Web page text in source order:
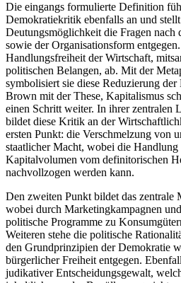
Die eingangs formulierte Definition
Demokratiekritik ebenfalls an und
Deutungsmöglichkeit die Fragen nach
sowie der Organisationsform
Handlungsfreiheit der Wirtschaft,
politischen Belangen, ab. Mit der
symbolisiert sie diese Reduzierung
Brown mit der These, Kapitalismus
einen Schritt weiter. In ihrer zentralen
bildet diese Kritik an der
ersten Punkt: die Verschmelzung von
staatlicher Macht, wobei die Handlung
Kapitalvolumen vom definitorischen
nachvollzogen werden kann.
Den zweiten Punkt bildet das zentrale
wobei durch Marketingkampagnen
politische Programme zu
Weiteren stehe die politische
den Grundprinzipien der Demokratie
bürgerlicher Freiheit entgegen.
judikativer Entscheidungsgewalt,